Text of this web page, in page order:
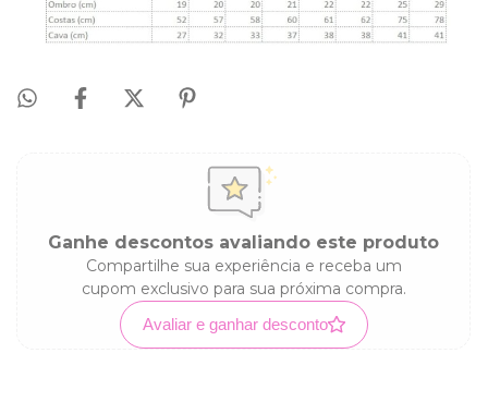
Ganhe descontos avaliando este produto
Compartilhe sua experiência e receba um
cupom exclusivo para sua próxima compra.
Avaliar e ganhar desconto